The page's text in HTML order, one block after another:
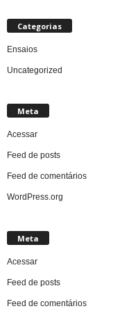
Categorias
Ensaios
Uncategorized
Meta
Acessar
Feed de posts
Feed de comentários
WordPress.org
Meta
Acessar
Feed de posts
Feed de comentários